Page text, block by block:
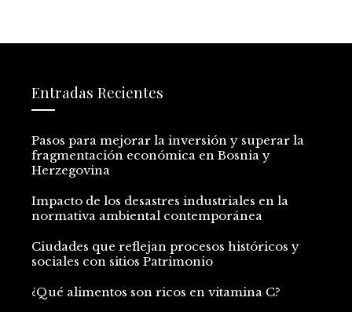
Entradas Recientes
Pasos para mejorar la inversión y superar la
fragmentación económica en Bosnia y
Herzegovina
Impacto de los desastres industriales en la
normativa ambiental contemporánea
Ciudades que reflejan procesos históricos y
sociales con sitios Patrimonio
¿Qué alimentos son ricos en vitamina C?